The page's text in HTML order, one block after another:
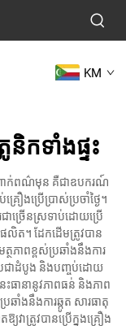
KM
កទាំងផ្ទះ
បំពាក់ពណ៌មុន គឺជាឧបករណ៍
ងប្រើប្រាស់ប្រចាំថ្ងៃ។
ាច្រើនស្រទាប់ដោយប្រើ
លិត។ ដែកដើមត្រូវបាន
ថភាពខ្ពស់ប្រឆាំងនឹងការ
បជាដំបូង និងបញ្ចប់ដោយ
ះធានានូវភាពធន់ និងភាព
ឆាំងនឹងការឆ្កូត សារធាតុ
វាត្រូវបានប្រើក្នុងគ្រឿង